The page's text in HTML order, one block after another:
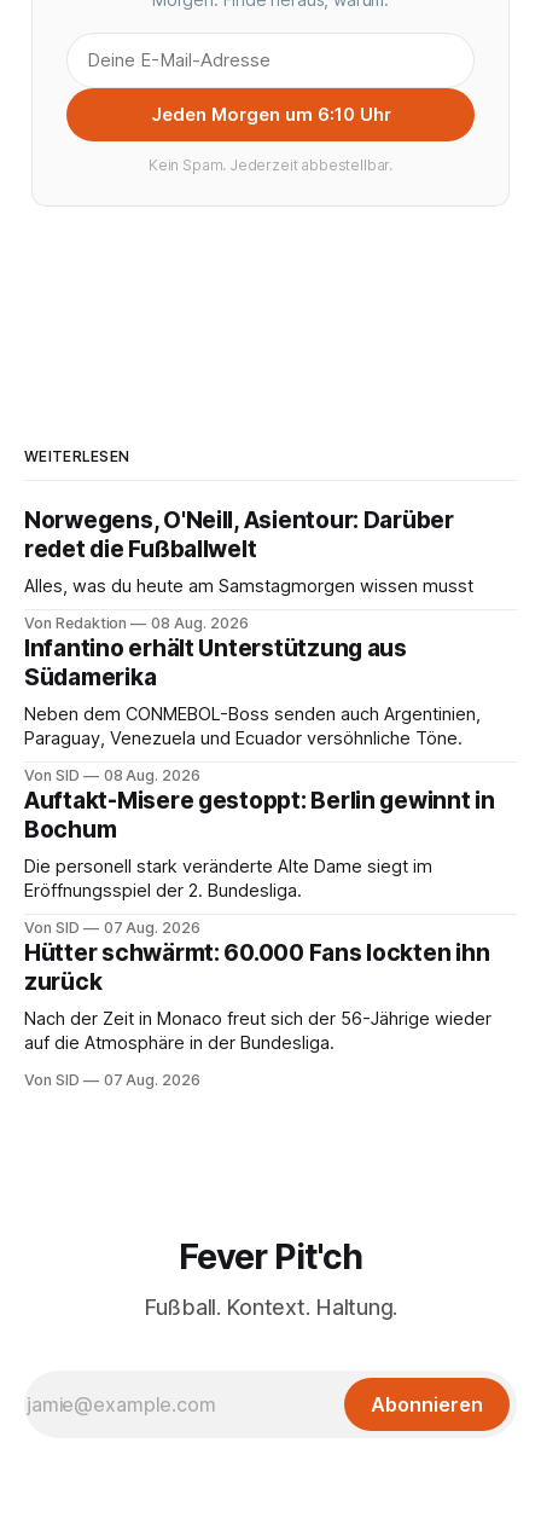
Jeden Morgen um 6:10 Uhr
Kein Spam. Jederzeit abbestellbar.
WEITERLESEN
Norwegens, O'Neill, Asientour: Darüber
redet die Fußballwelt
Alles, was du heute am Samstagmorgen wissen musst
Von Redaktion 08 Aug. 2026
Infantino erhält Unterstützung aus
Südamerika
Neben dem CONMEBOL-Boss senden auch Argentinien,
Paraguay, Venezuela und Ecuador versöhnliche Töne.
Von SID 08 Aug. 2026
Auftakt-Misere gestoppt: Berlin gewinnt in
Bochum
Die personell stark veränderte Alte Dame siegt im
Eröffnungsspiel der 2. Bundesliga.
Von SID 07 Aug. 2026
Hütter schwärmt: 60.000 Fans lockten ihn
zurück
Nach der Zeit in Monaco freut sich der 56-Jährige wieder
auf die Atmosphäre in der Bundesliga.
Von SID 07 Aug. 2026
Fever Pit'ch
Fußball. Kontext. Haltung.
Abonnieren